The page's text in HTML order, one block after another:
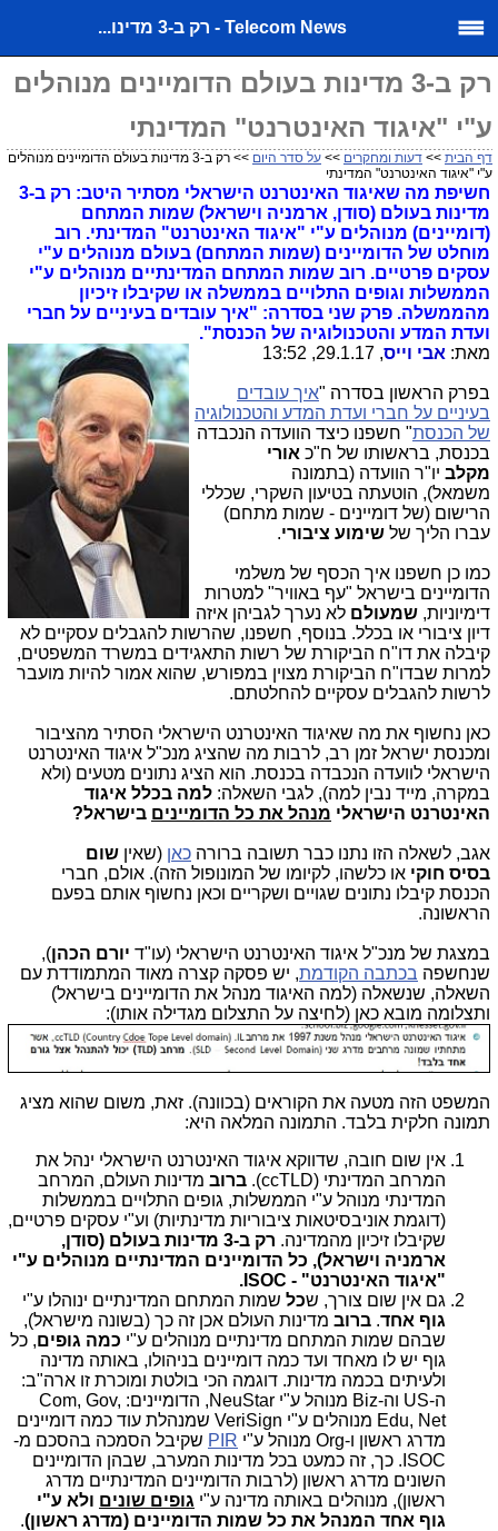
Telecom News - רק ב-3 מדינו...
רק ב-3 מדינות בעולם הדומיינים מנוהלים
ע"י "איגוד האינטרנט" המדינתי
דף הבית >> דעות ומחקרים >> על סדר היום
>> רק ב-3 מדינות בעולם הדומיינים מנוהלים
ע"י "איגוד האינטרנט" המדינתי
חשיפת מה שאיגוד האינטרנט הישראלי מסתיר היטב: רק ב-3
מדינות בעולם (סודן, ארמניה וישראל) שמות המתחם
(דומיינים) מנוהלים ע"י "איגוד האינטרנט" המדינתי. רוב
מוחלט של הדומיינים (שמות המתחם) בעולם מנוהלים ע"י
עסקים פרטיים. רוב שמות המתחם המדינתיים מנוהלים ע"י
הממשלות וגופים התלויים בממשלה או שקיבלו זיכיון
מהממשלה. פרק שני בסדרה: "איך עובדים בעיניים על חברי
ועדת המדע והטכנולוגיה של הכנסת".
מאת: אבי וייס, 29.1.17, 13:52
בפרק הראשון בסדרה "איך עובדים
בעיניים על חברי ועדת המדע והטכנולוגיה
של הכנסת" חשפנו כיצד הוועדה הנכבדה
בכנסת, בראשותו של ח"כ אורי
מקלב יו"ר הוועדה (בתמונה
משמאל), הוטעתה בטיעון השקרי, שכללי
הרישום (של דומיינים - שמות מתחם)
עברו הליך של שימוע ציבורי.
כמו כן חשפנו איך הכסף של משלמי
הדומיינים בישראל "עף באוויר" למטרות
דימיוניות, שמעולם לא נערך לגביהן איזה
דיון ציבורי או בכלל. בנוסף, חשפנו, שהרשות להגבלים עסקיים לא
קיבלה את דו"ח הביקורת של רשות התאגידים במשרד המשפטים,
למרות שבדו"ח הביקורת מצוין במפורש, שהוא אמור להיות מועבר
לרשות להגבלים עסקיים להחלטתם.
כאן נחשוף את מה שאיגוד האינטרנט הישראלי הסתיר מהציבור
ומכנסת ישראל זמן רב, לרבות מה שהציג מנכ"ל איגוד האינטרנט
הישראלי לוועדה הנכבדה בכנסת. הוא הציג נתונים מטעים (ולא
במקרה, מייד נבין למה), לגבי השאלה: למה בכלל איגוד
האינטרנט הישראלי מנהל את כל הדומיינים בישראל?
אגב, לשאלה הזו נתנו כבר תשובה ברורה כאן (שאין שום
בסיס חוקי או כלשהו, לקיומו של המונופול הזה). אולם, חברי
הכנסת קיבלו נתונים שגויים ושקריים וכאן נחשוף אותם בפעם
הראשונה.
במצגת של מנכ"ל איגוד האינטרנט הישראלי (עו"ד יורם הכהן),
שנחשפה בכתבה הקודמת, יש פסקה קצרה מאוד המתמודדת עם
השאלה, שנשאלה (למה האיגוד מנהל את הדומיינים בישראל)
ותצלומה מובא כאן (לחיצה על התצלום מגדילה אותו):
המשפט הזה מטעה את הקוראים (בכוונה). זאת, משום שהוא מציג
תמונה חלקית בלבד. התמונה המלאה היא:
אין שום חובה, שדווקא איגוד האינטרנט הישראלי ינהל את
המרחב המדינתי (ccTLD).
ברוב מדינות העולם, המרחב
המדינתי מנוהל ע"י הממשלות, גופים התלויים בממשלות
(דוגמת אוניבסיטאות ציבוריות מדינתיות) וע"י עסקים פרטיים,
שקיבלו זיכיון מהמדינה.
רק ב-3 מדינות בעולם (סודן,
ארמניה וישראל), כל הדומיינים המדינתיים מנוהלים ע"י
"איגוד האינטרנט" - ISOC.
גם אין שום צורך, שכל שמות המתחם המדינתיים ינוהלו ע"י
גוף אחד. ברוב מדינות העולם אכן זה כך (בשונה מישראל),
שבהם שמות המתחם מדינתיים מנוהלים ע"י כמה גופים, כל
גוף יש לו מאחד ועד כמה דומיינים בניהולו, באותה מדינה
ולעיתים בכמה מדינות. דוגמה הכי בולטת ומוכרת זו ארה"ב:
ה-US וה-Biz מנוהל ע"י NeuStar, הדומיינים: Com, Gov,
Edu, Net מנוהלים ע"י VeriSign שמנהלת עוד כמה דומיינים
מדרג ראשון ו-Org מנוהל ע"י
PIR שקיבל הסמכה בהסכם מ-
ISOC. כך, זה כמעט בכל מדינות המערב, שבהן הדומיינים
השונים מדרג ראשון (לרבות הדומיינים המדינתיים מדרג
ראשון), מנוהלים באותה מדינה ע"י גופים שונים ולא ע"י
גוף אחד המנהל את כל שמות הדומיינים (מדרג ראשון).